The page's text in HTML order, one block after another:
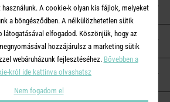
A BUTLERS-RŐL
KAPCSOLAT
A cookie-k olyan kis fájlok, melyeket
a böngésződben. A nélkülözhetetlen sütik
látogatásával elfogadod. Köszönjük, hogy az
hozzájárulsz a marketing sütik
webáruházunk fejlesztéséhez. Bővebben a
król ide kattinva olvashatsz
Nem fogadom el